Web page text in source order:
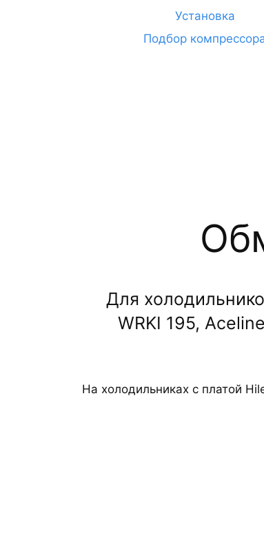
Установка
Подбор
Для
WRKI 195,
На холодильниках с платой